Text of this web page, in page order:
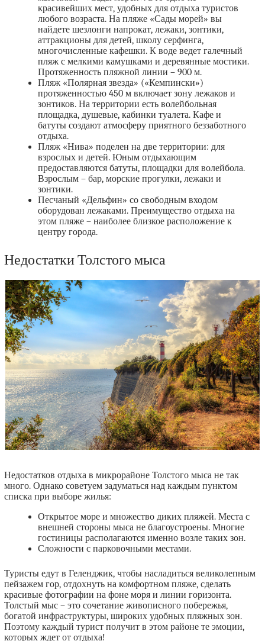
красивейших мест, удобных для отдыха туристов
любого возраста. На пляже «Сады морей» вы
найдете шезлонги напрокат, лежаки, зонтики,
аттракционы для детей, школу серфинга,
многочисленные кафешки. К воде ведет галечный
пляж с мелкими камушками и деревянные мостики.
Протяженность пляжной линии – 900 м.
Пляж «Полярная звезда» («Кемпински»)
протяженностью 450 м включает зону лежаков и
зонтиков. На территории есть волейбольная
площадка, душевые, кабинки туалета. Кафе и
батуты создают атмосферу приятного беззаботного
отдыха.
Пляж «Нива» поделен на две территории: для
взрослых и детей. Юным отдыхающим
предоставляются батуты, площадки для волейбола.
Взрослым – бар, морские прогулки, лежаки и
зонтики.
Песчаный «Дельфин» со свободным входом
оборудован лежаками. Преимущество отдыха на
этом пляже – наиболее близкое расположение к
центру города.
Недостатки Толстого мыса
Недостатков отдыха в микрорайоне Толстого мыса не так
много. Однако советуем задуматься над каждым пунктом
списка при выборе жилья:
Открытое море и множество диких пляжей. Места с
внешней стороны мыса не благоустроены. Многие
гостиницы располагаются именно возле таких зон.
Сложности с парковочными местами.
Туристы едут в Геленджик, чтобы насладиться великолепным
пейзажем гор, отдохнуть на комфортном пляже, сделать
красивые фотографии на фоне моря и линии горизонта.
Толстый мыс – это сочетание живописного побережья,
богатой инфраструктуры, широких удобных пляжных зон.
Поэтому каждый турист получит в этом районе те эмоции,
которых ждет от отдыха!